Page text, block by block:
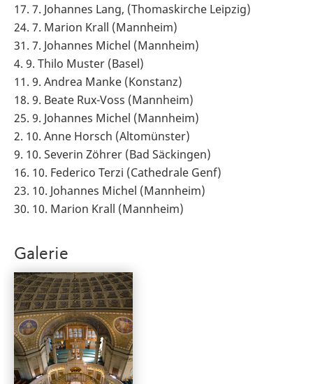
17. 7. Johannes Lang, (Thomaskirche Leipzig)
24. 7. Marion Krall (Mannheim)
31. 7. Johannes Michel (Mannheim)
4. 9. Thilo Muster (Basel)
11. 9. Andrea Manke (Konstanz)
18. 9. Beate Rux-Voss (Mannheim)
25. 9. Johannes Michel (Mannheim)
2. 10. Anne Horsch (Altomünster)
9. 10. Severin Zöhrer (Bad Säckingen)
16. 10. Federico Terzi (Cathedrale Genf)
23. 10. Johannes Michel (Mannheim)
30. 10. Marion Krall (Mannheim)
Galerie